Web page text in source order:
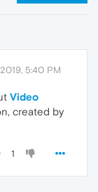
5:40 PM
Video
created by
1